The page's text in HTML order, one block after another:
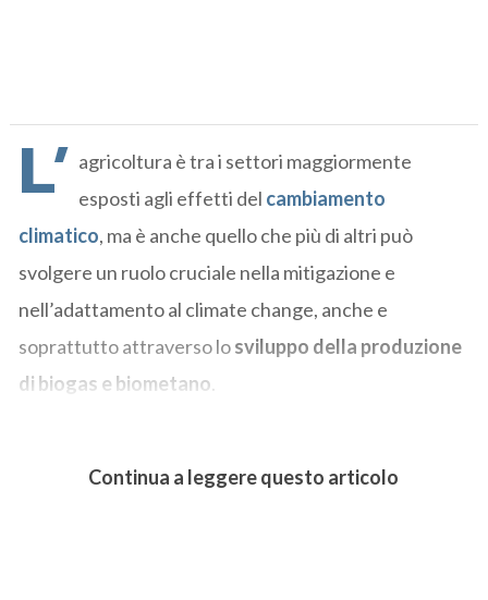
L’ agricoltura è tra i settori maggiormente
esposti agli effetti del cambiamento
climatico, ma è anche quello che più di altri può
svolgere un ruolo cruciale nella mitigazione e
nell’adattamento al climate change, anche e
soprattutto attraverso losviluppo della produzione
di biogas e biometano.
Continua a leggere questo articolo